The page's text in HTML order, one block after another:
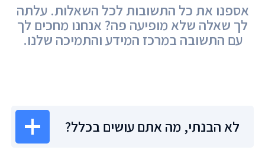
לא הבנתי, מה אתם עושים בכלל?
אספנו את כל התשובות לכל השאלות. עלתה
לך שאלה שלא מופיעה פה? אנחנו מחכים לך
עם התשובה במרכז המידע והתמיכה שלנו.